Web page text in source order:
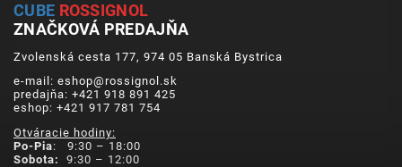
CUBE ROSSIGNOL
ZNAČKOVÁ PREDAJŇA
Zvolenská cesta 177, 974 05 Banská Bystrica
e-mail: eshop@rossignol.sk
predajňa: +421 918 891 425
eshop: +421 917 781 754
Otváracie hodiny:
Po-Pia: 9:30 – 18:00
Sobota:
9:30 – 12:00